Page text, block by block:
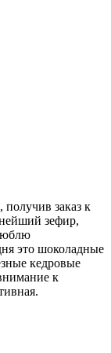
получив заказ к
зефир,
это шоколадные
кедровые
к